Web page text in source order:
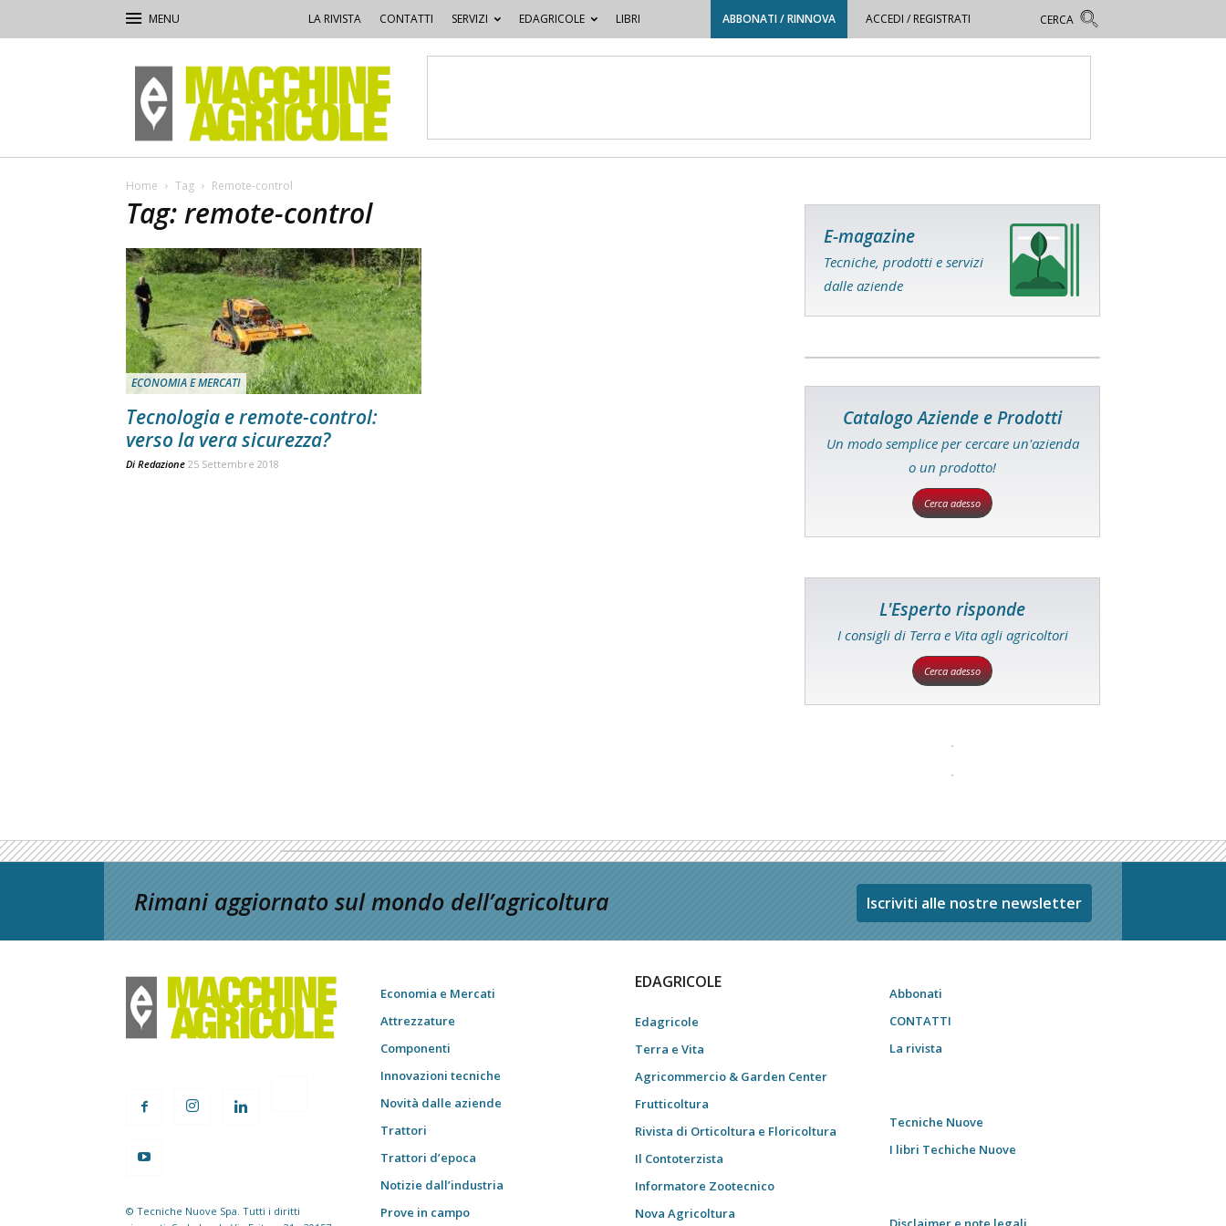
LA RIVISTA CONTATTI SERVIZI EDAGRICOLE LIBRI ABBONATI / RINNOVA ACCEDI / REGISTRATI
Macchine
Agricole
Home Tag Remote-control
Tag: remote-control
ECONOMIA E MERCATI
Tecnologia e remote-control:
verso la vera sicurezza?
Di Redazione 25 Settembre 2018
E-magazine
Tecniche, prodotti e servizi
dalle aziende
Catalogo Aziende e Prodotti
Un modo semplice per cercare un'azienda
o un prodotto!
Cerca adesso
L'Esperto risponde
I consigli di Terra e Vita agli agricoltori
Cerca adesso
Rimani aggiornato sul mondo dell’agricoltura Iscriviti alle nostre newsletter
© Tecniche Nuove Spa. Tutti i diritti
Economia e Mercati
Attrezzature
Componenti
Innovazioni tecniche
Novità dalle aziende
Trattori
Trattori d’epoca
Notizie dall’industria
Prove in campo
EDAGRICOLE
Edagricole
Terra e Vita
Agricommercio & Garden Center
Frutticoltura
Rivista di Orticoltura e Floricoltura
Il Contoterzista
Informatore Zootecnico
Nova Agricoltura
Abbonati
CONTATTI
La rivista
Tecniche Nuove
I libri Techiche Nuove